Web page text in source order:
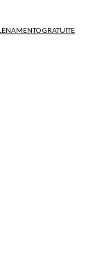
GRATUITE